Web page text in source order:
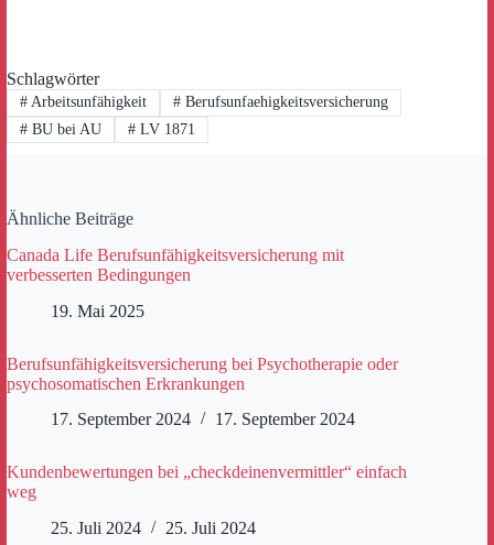
Schlagwörter
#Arbeitsunfähigkeit #Berufsunfaehigkeitsversicherung
#BU bei AU #LV 1871
Ähnliche Beiträge
Canada Life Berufsunfähigkeitsversicherung mit
verbesserten Bedingungen
19. Mai 2025
Berufsunfähigkeitsversicherung bei Psychotherapie oder
psychosomatischen Erkrankungen
17. September 2024
17. September 2024
Kundenbewertungen bei „checkdeinenvermittler“ einfach
weg
25. Juli 2024
25. Juli 2024